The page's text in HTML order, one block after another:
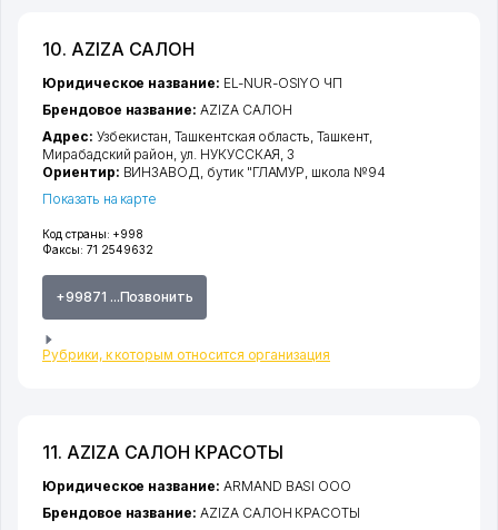
10. AZIZA САЛОН
Код страны: +998
Факсы: 71 2549632
+99871 ...Позвонить
Рубрики, к которым относится организация
Юридическое название: EL-NUR-OSIYO ЧП
Брендовое название: AZIZA САЛОН
Адрес: Узбекистан,Ташкентская область ,Ташкент,
Мирабадский район ,ул. НУКУССКАЯ , 3
Ориентир: ВИНЗАВОД, бутик "ГЛАМУР, школа №94
Показать на карте
11. AZIZA САЛОН КРАСОТЫ
Юридическое название: ARMAND BASI ООО
Брендовое название: AZIZA САЛОН КРАСОТЫ